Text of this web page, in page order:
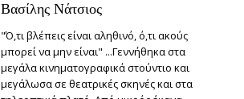
Βασίλης Νάτσιος
"Ό,τι βλέπεις είναι αληθινό, ό,τι ακούς
μπορεί να μην είναι" ...Γεννήθηκα στα
μεγάλα κινηματογραφικά στούντιο και
μεγάλωσα σε θεατρικές σκηνές και στα